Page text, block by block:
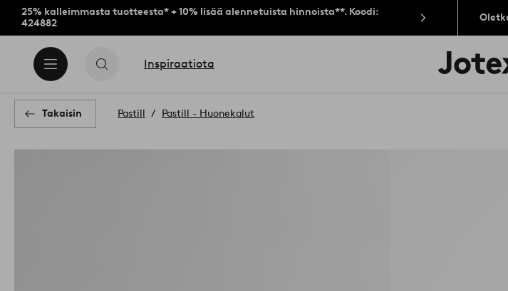
25% kalleimmasta tuotteesta* + 10% lisää alennetuista hinnoista**. Koodi:
424882
Inspiraatiota
Jotex-
logo
Takaisin Pastill Pastill - Huonekalut